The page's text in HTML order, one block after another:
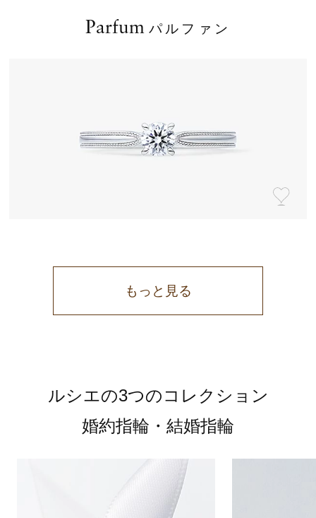
Parfum パルファン
もっと見る
ルシエの3つのコレクション
婚約指輪・結婚指輪